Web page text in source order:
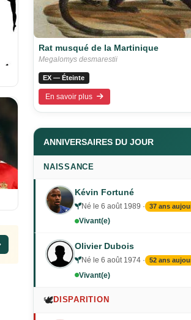
Rat musqué de la Martinique
Megalomys desmarestii
EX — Éteinte
En savoir plus
ANNIVERSAIRES DU JOUR
NAISSANCE
Kévin Fortuné
Né le 6 août 1989 · 37 ans
Vivant(e)
Olivier Dubois
Né le 6 août 1974 · 52 ans
Vivant(e)
🕊️DISPARITION